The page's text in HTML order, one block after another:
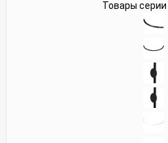
Товары серии